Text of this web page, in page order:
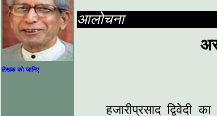
लेखक को जानिए
आलोचना
हजारीप्रसाद